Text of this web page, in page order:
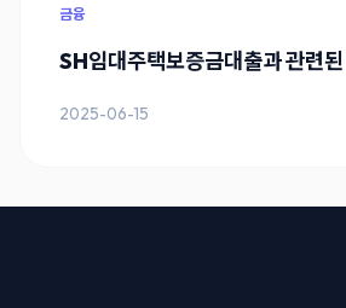
금융
SH임대주택보증금대출과 관련된
2025-06-15